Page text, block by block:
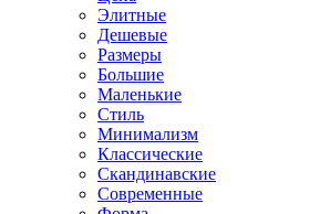
Элитные
Дешевые
Размеры
Большие
Маленькие
Стиль
Минимализм
Классические
Скандинавские
Современные